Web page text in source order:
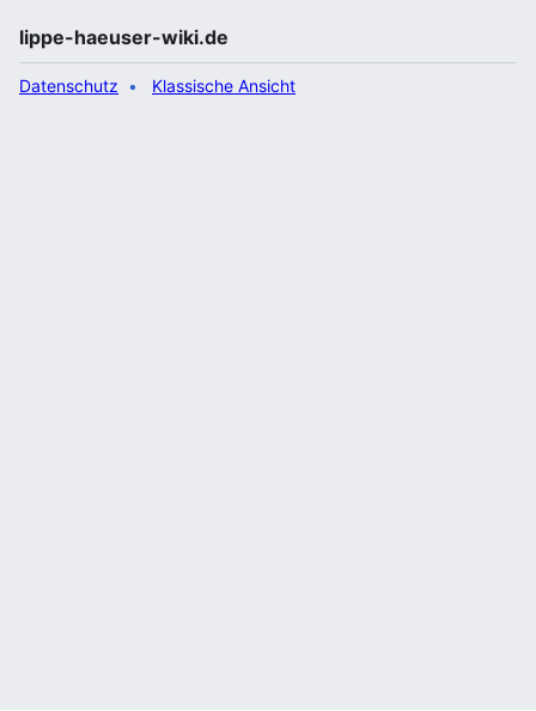
lippe-haeuser-wiki.de
Datenschutz Klassische Ansicht